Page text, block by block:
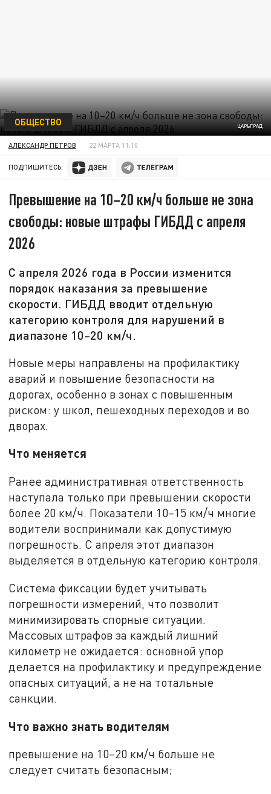
ЦАРЬГРАД
ОБЩЕСТВО
АЛЕКСАНДР ПЕТРОВ 22 МАРТА 11:10
ПОДПИШИТЕСЬ:
Превышение на 10–20 км/ч больше не зона
свободы: новые штрафы ГИБДД с апреля
2026
С апреля 2026 года в России изменится
порядок наказания за превышение
скорости. ГИБДД вводит отдельную
категорию контроля для нарушений в
диапазоне 10–20 км/ч.
Новые меры направлены на профилактику
аварий и повышение безопасности на
дорогах, особенно в зонах с повышенным
риском: у школ, пешеходных переходов и во
дворах.
Что меняется
Ранее административная ответственность
наступала только при превышении скорости
более 20 км/ч. Показатели 10–15 км/ч многие
водители воспринимали как допустимую
погрешность. С апреля этот диапазон
выделяется в отдельную категорию контроля.
Система фиксации будет учитывать
погрешности измерений, что позволит
минимизировать спорные ситуации.
Массовых штрафов за каждый лишний
километр не ожидается: основной упор
делается на профилактику и предупреждение
опасных ситуаций, а не на тотальные
санкции.
Что важно знать водителям
превышение на 10–20 км/ч больше не
следует считать безопасным;